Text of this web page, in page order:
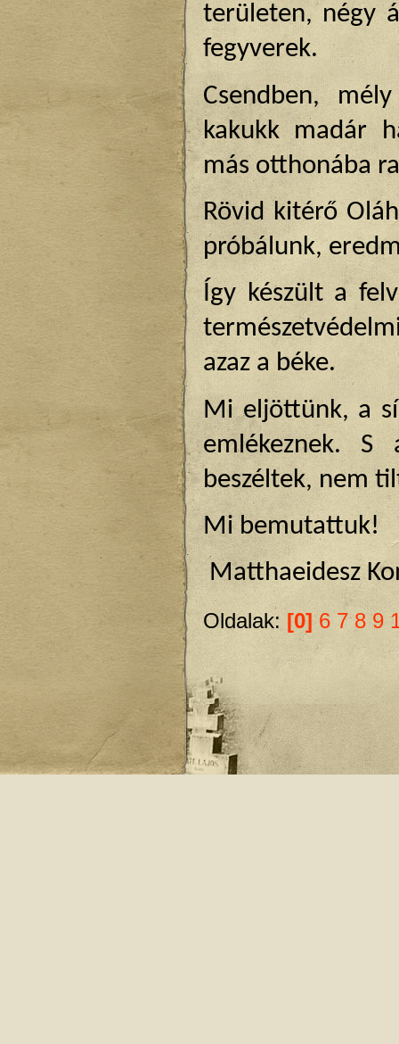
területen, négy
fegyverek.
Csendben,
kakukk madár
más otthonába
Rövid kitérő
próbálunk,
Így készült a
azaz a béke.
Mi eljöttünk, a
emlékeznek.
beszéltek, nem
Mi bemutattuk!
Matthaeidesz
Oldalak: [0] 6 7 8 9